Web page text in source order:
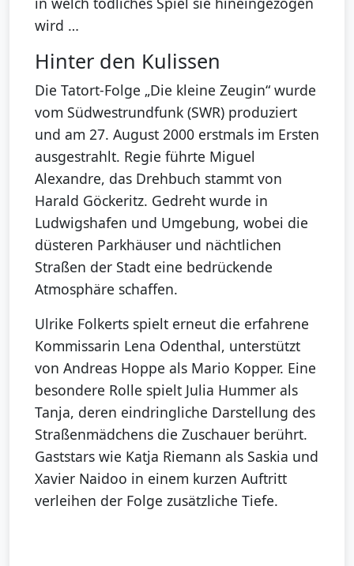
wird …
Hinter den Kulissen
Die Tatort-Folge „Die kleine Zeugin“ wurde
vom Südwestrundfunk (SWR) produziert
und am 27. August 2000 erstmals im Ersten
ausgestrahlt. Regie führte Miguel
Alexandre, das Drehbuch stammt von
Harald Göckeritz. Gedreht wurde in
Ludwigshafen und Umgebung, wobei die
düsteren Parkhäuser und nächtlichen
Straßen der Stadt eine bedrückende
Atmosphäre schaffen.
Ulrike Folkerts spielt erneut die erfahrene
Kommissarin Lena Odenthal, unterstützt
von Andreas Hoppe als Mario Kopper. Eine
besondere Rolle spielt Julia Hummer als
Tanja, deren eindringliche Darstellung des
Straßenmädchens die Zuschauer berührt.
Gaststars wie Katja Riemann als Saskia und
Xavier Naidoo in einem kurzen Auftritt
verleihen der Folge zusätzliche Tiefe.